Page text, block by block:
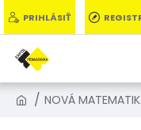
PRIHLÁSIŤ
NOVÁ